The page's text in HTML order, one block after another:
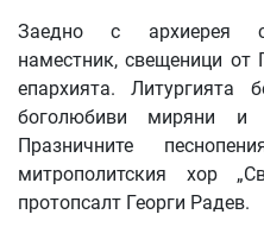
Заедно с архиерея
наместник, свещеници от
епархията. Литургията
боголюбиви миряни и
Празничните
митрополитския хор
протопсалт Георги Радев.